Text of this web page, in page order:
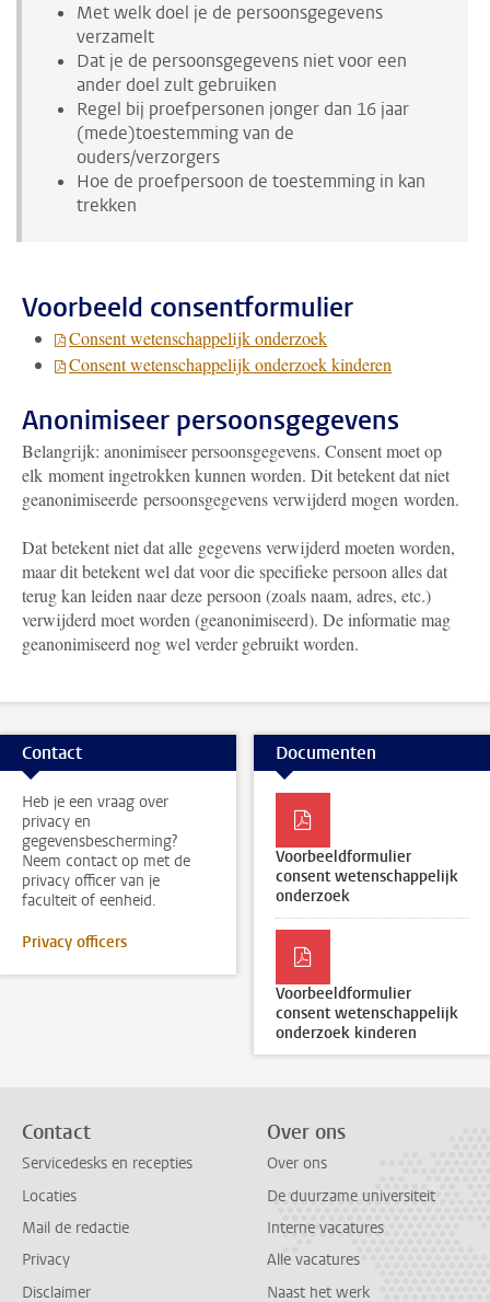
Met welk doel je de persoonsgegevens
verzamelt
Dat je de persoonsgegevens niet voor een
ander doel zult gebruiken
Regel bij proefpersonen jonger dan 16 jaar
(mede)toestemming van de
ouders/verzorgers
Hoe de proefpersoon de toestemming in kan
trekken
Voorbeeld consentformulier
Consent wetenschappelijk onderzoek
Consent wetenschappelijk onderzoek kinderen
Anonimiseer persoonsgegevens
Belangrijk: anonimiseer persoonsgegevens. Consent moet op
elk moment ingetrokken kunnen worden. Dit betekent dat niet
geanonimiseerde persoonsgegevens verwijderd mogen worden.
Dat betekent niet dat alle gegevens verwijderd moeten worden,
maar dit betekent wel dat voor die specifieke persoon alles dat
terug kan leiden naar deze persoon (zoals naam, adres, etc.)
verwijderd moet worden (geanonimiseerd). De informatie mag
geanonimiseerd nog wel verder gebruikt worden.
Contact
Heb je een vraag over
privacy en
gegevensbescherming?
Neem contact op met de
privacy officer van je
faculteit of eenheid.
Privacy officers
Documenten
Voorbeeldformulier
consent wetenschappelijk
onderzoek
Voorbeeldformulier
consent wetenschappelijk
onderzoek kinderen
Contact
Servicedesks en recepties
Locaties
Mail de redactie
Privacy
Disclaimer
Over ons
Over ons
De duurzame universiteit
Interne vacatures
Alle vacatures
Naast het werk